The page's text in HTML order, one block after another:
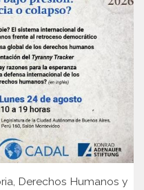
Derechos Humanos y